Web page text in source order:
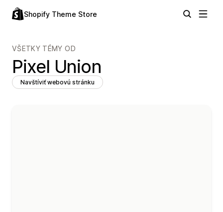
Shopify Theme Store
VŠETKY TÉMY OD
Pixel Union
Navštíviť webovú stránku